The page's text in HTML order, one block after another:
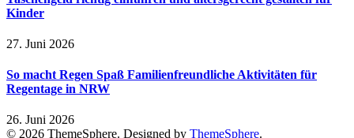
Kinder
27. Juni 2026
So macht Regen Spaß Familienfreundliche Aktivitäten für
Regentage in NRW
26. Juni 2026
© 2026 ThemeSphere. Designed by ThemeSphere.